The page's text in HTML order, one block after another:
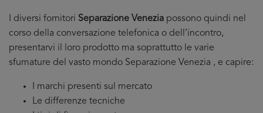
I diversi fornitori Separazione Venezia possono quindi nel
corso della conversazione telefonica o dell’incontro,
presentarvi il loro prodotto ma soprattutto le varie
sfumature del vasto mondo Separazione Venezia , e capire:
I marchi presenti sul mercato
Le differenze tecniche